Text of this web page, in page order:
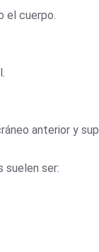
el cuerpo.
anterior y
suelen ser: